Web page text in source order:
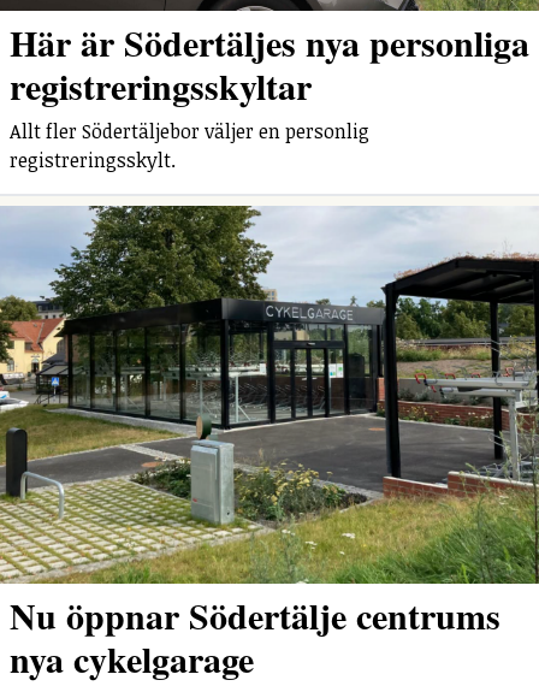
Här är Södertäljes nya personliga
registreringsskyltar
Allt fler Södertäljebor väljer en personlig
registreringsskylt.
Nu öppnar Södertälje centrums
nya cykelgarage